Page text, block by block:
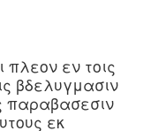
πλεον εν τοις
βδελυγμασιν
παραβασεσιν
εκ